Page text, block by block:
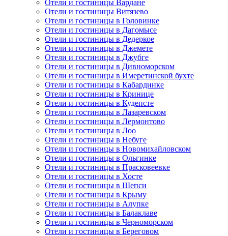
Отели и гостиницы Вардане
Отели и гостиницы Витязево
Отели и гостиницы в Головинке
Отели и гостиницы в Дагомысе
Отели и гостиницы в Дедеркое
Отели и гостиницы в Джемете
Отели и гостиницы в Джубге
Отели и гостиницы в Дивноморском
Отели и гостиницы в Имеретинской бухте
Отели и гостиницы в Кабардинке
Отели и гостиницы в Кринице
Отели и гостиницы в Кудепсте
Отели и гостиницы в Лазаревском
Отели и гостиницы в Лермонтово
Отели и гостиницы в Лоо
Отели и гостиницы в Небуге
Отели и гостиницы в Новомихайловском
Отели и гостиницы в Ольгинке
Отели и гостиницы в Прасковеевке
Отели и гостиницы в Хосте
Отели и гостиницы в Шепси
Отели и гостиницы в Крыму
Отели и гостиницы в Алупке
Отели и гостиницы в Балаклаве
Отели и гостиницы в Черноморском
Отели и гостиницы в Береговом